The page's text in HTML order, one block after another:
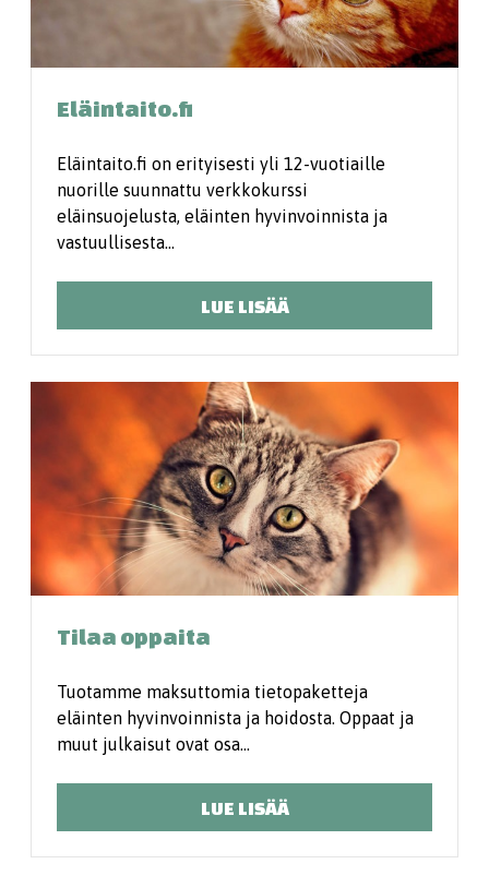
Eläintaito.fi
Eläintaito.fi on erityisesti yli 12-vuotiaille
nuorille suunnattu verkkokurssi
eläinsuojelusta, eläinten hyvinvoinnista ja
vastuullisesta…
LUE LISÄÄ
Tilaa oppaita
Tuotamme maksuttomia tietopaketteja
eläinten hyvinvoinnista ja hoidosta. Oppaat ja
muut julkaisut ovat osa…
LUE LISÄÄ